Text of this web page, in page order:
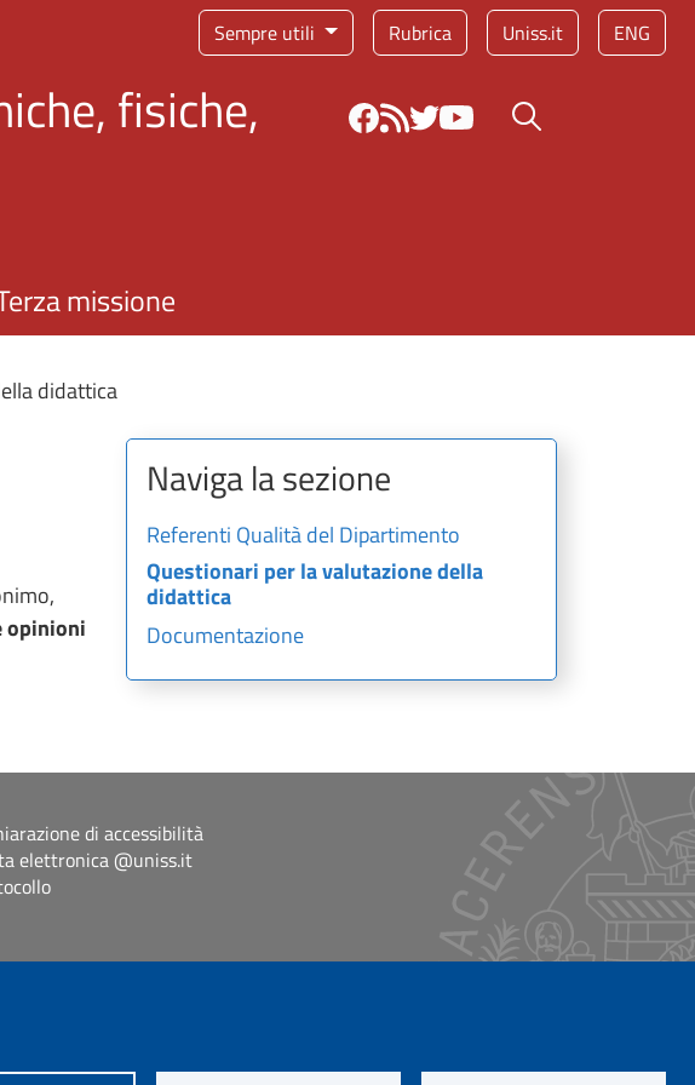
Sempre utili Rubrica Uniss.it ENG
fisiche, Bottone cerca
missione
didattica
opinioni
Naviga la sezione
Referenti Qualità del Dipartimento
Questionari per la valutazione della
didattica
Documentazione
di accessibilità
elettronica @uniss.it